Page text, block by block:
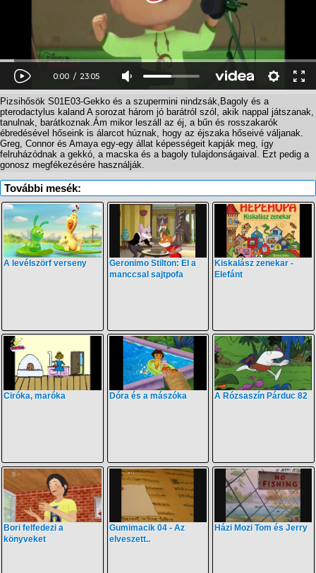
Pizsihősök S01E03-Gekko és a szupermini nindzsák,Bagoly és a
pterodactylus kaland A sorozat három jó barátról szól, akik nappal játszanak,
tanulnak, barátkoznak.Ám mikor leszáll az éj, a bűn és rosszakarók
ébredésével hőseink is álarcot húznak, hogy az éjszaka hőseivé váljanak.
Greg, Connor és Amaya egy-egy állat képességeit kapják meg, így
felruházódnak a gekkó, a macska és a bagoly tulajdonságaival. Ezt pedig a
gonosz megfékezésére használják.
További mesék:
A levélszörf verseny
Geronimo Stilton: El a
manccsal sajtpofa
Kiskalász zenekar -
Elefánt
Ciróka, maróka Dóra és a mászóka A Rózsaszín Párduc 82
Bori felfedezi a
könyveket
Gumimacik 04 - Az
elveszett..
Házi Mozi Tom és Jerry